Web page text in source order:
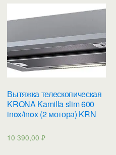
Вытяжка телескопическая
KRONA Kamilla slim 600
inox/inox (2 мотора) KRN
10 390,00₽